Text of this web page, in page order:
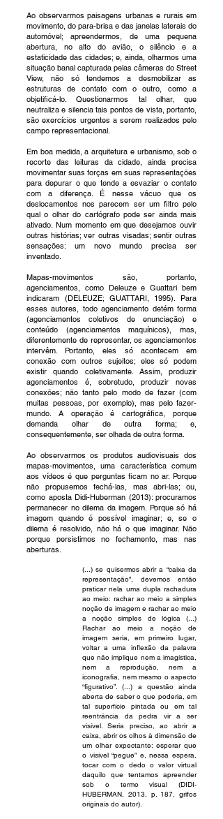
Ao observarmos paisagens urbanas e rurais em
movimento, do para-brisa e das janelas laterais do
automóvel; apreendermos, de uma pequena
abertura, no alto do avião, o silêncio e a
estaticidade das cidades; e, ainda, olharmos uma
situação banal capturada pelas câmeras do Street
View, não só tendemos a desmobilizar as
estruturas de contato com o outro, como a
objetificá-lo. Questionarmos tal olhar, que
neutraliza e silencia tais pontos de vista, portanto,
são exercícios urgentes a serem realizados pelo
campo representacional.
Em boa medida, a arquitetura e urbanismo, sob o
recorte das leituras da cidade, ainda precisa
movimentar suas forças em suas representações
para depurar o que tende a esvaziar o contato
com a diferença. É nesse vácuo que os
deslocamentos nos parecem ser um filtro pelo
qual o olhar do cartógrafo pode ser ainda mais
ativado. Num momento em que desejamos ouvir
outras histórias; ver outras visadas; sentir outras
sensações: um novo mundo precisa ser
inventado.
Mapas-movimentos são, portanto,
agenciamentos, como Deleuze e Guattari bem
indicaram (DELEUZE; GUATTARI, 1995). Para
esses autores, todo agenciamento detém forma
(agenciamentos coletivos de enunciação) e
conteúdo (agenciamentos maquínicos), mas,
diferentemente de representar, os agenciamentos
intervêm. Portanto, eles só acontecem em
conexão com outros sujeitos; eles só podem
existir quando coletivamente. Assim, produzir
agenciamentos é, sobretudo, produzir novas
conexões; não tanto pelo modo de fazer (com
muitas pessoas, por exemplo), mas pelo fazer-
mundo. A operação é cartográfica, porque
demanda olhar de outra forma; e,
consequentemente, ser olhada de outra forma.
Ao observarmos os produtos audiovisuais dos
mapas-movimentos, uma característica comum
aos vídeos é que perguntas ficam no ar. Porque
não propusemos fechá-las, mas abri-las; ou,
como aposta Didi-Huberman (2013): procuramos
permanecer no dilema da imagem. Porque só há
imagem quando é possível imaginar; e, se o
dilema é resolvido, não há o que imaginar. Não
porque persistimos no fechamento, mas nas
aberturas.
(...) se quisermos abrir a “caixa da
representação”, devemos então
praticar nela uma dupla rachadura
ao meio: rachar ao meio a simples
noção de imagem e rachar ao meio
a noção simples de lógica (...)
Rachar ao meio a noção de
imagem seria, em primeiro lugar,
voltar a uma inflexão da palavra
que não implique nem a imagística,
nem a reprodução, nem a
iconografia, nem mesmo o aspecto
“figurativo”. (...) a questão ainda
aberta de saber o que poderia, em
tal superfície pintada ou em tal
reentrância da pedra vir a ser
visível. Seria preciso, ao abrir a
caixa, abrir os olhos à dimensão de
um olhar expectante: esperar que
o visível “pegue” e, nessa espera,
tocar com o dedo o valor virtual
daquilo que tentamos apreender
sob o termo visual (DIDI-
HUBERMAN, 2013, p. 187, grifos
originais do autor).